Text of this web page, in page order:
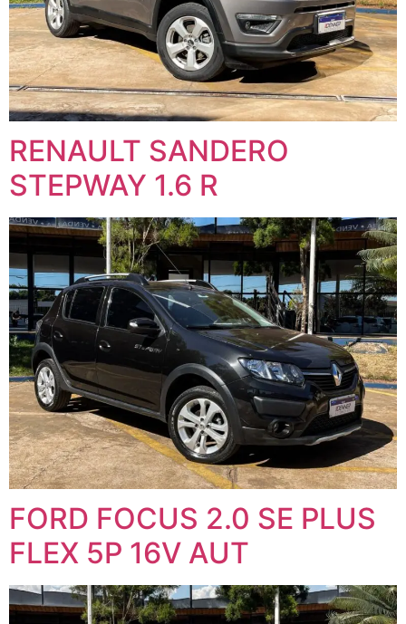
RENAULT SANDERO
STEPWAY 1.6 R
FORD FOCUS 2.0 SE PLUS
FLEX 5P 16V AUT